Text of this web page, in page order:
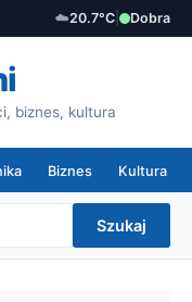
☁️20.7°C Dobra
biznes, kultura
Biznes Kultura
Szukaj